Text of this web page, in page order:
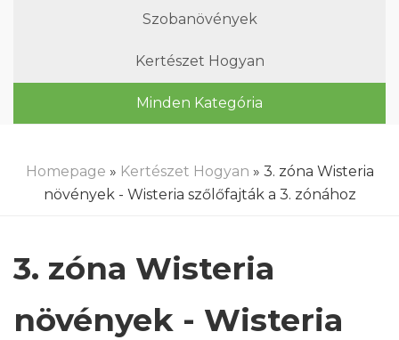
Szobanövények
Kertészet Hogyan
Minden Kategória
Homepage » Kertészet Hogyan » 3. zóna Wisteria
növények - Wisteria szőlőfajták a 3. zónához
3. zóna Wisteria
növények - Wisteria